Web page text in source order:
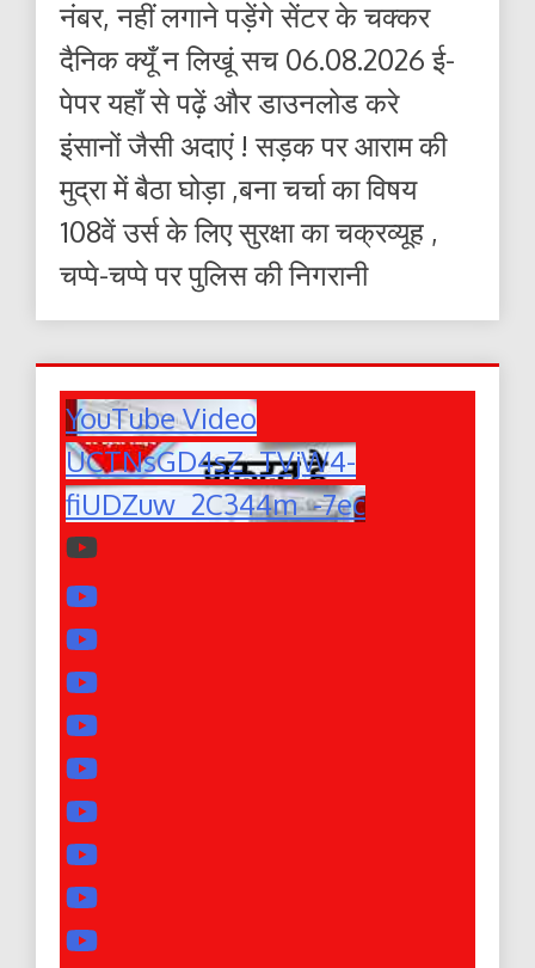
नंबर, नहीं लगाने पड़ेंगे सेंटर के चक्कर
दैनिक क्यूँ न लिखूं सच 06.08.2026 ई-
पेपर यहाँ से पढ़ें और डाउनलोड करे
इंसानों जैसी अदाएं ! सड़क पर आराम की
मुद्रा में बैठा घोड़ा ,बना चर्चा का विषय
108वें उर्स के लिए सुरक्षा का चक्रव्यूह ,
चप्पे-चप्पे पर पुलिस की निगरानी
YouTube Video
UCTNsGD4sZ_TVjW4-
fiUDZuw_2C344m_-7ec